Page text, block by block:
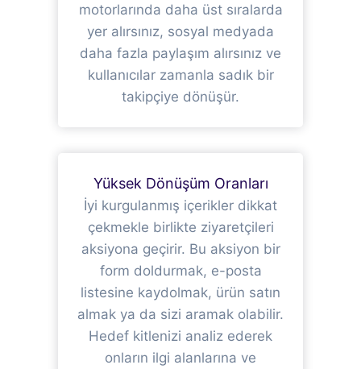
motorlarında daha üst sıralarda
yer alırsınız, sosyal medyada
daha fazla paylaşım alırsınız ve
kullanıcılar zamanla sadık bir
takipçiye dönüşür.
Yüksek Dönüşüm Oranları
İyi kurgulanmış içerikler dikkat
çekmekle birlikte ziyaretçileri
aksiyona geçirir. Bu aksiyon bir
form doldurmak, e-posta
listesine kaydolmak, ürün satın
almak ya da sizi aramak olabilir.
Hedef kitlenizi analiz ederek
onların ilgi alanlarına ve